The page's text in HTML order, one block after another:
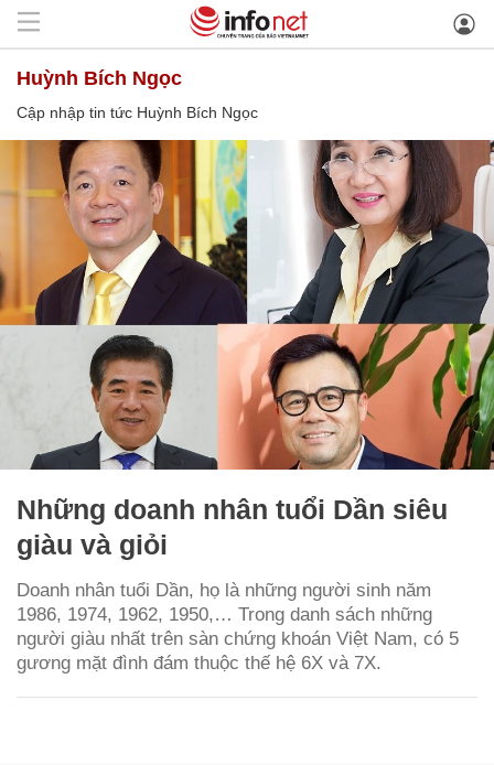
Huỳnh Bích Ngọc
Cập nhập tin tức Huỳnh Bích Ngọc
Những doanh nhân tuổi Dần siêu
giàu và giỏi
Doanh nhân tuổi Dần, họ là những người sinh năm
1986, 1974, 1962, 1950,… Trong danh sách những
người giàu nhất trên sàn chứng khoán Việt Nam, có 5
gương mặt đình đám thuộc thế hệ 6X và 7X.